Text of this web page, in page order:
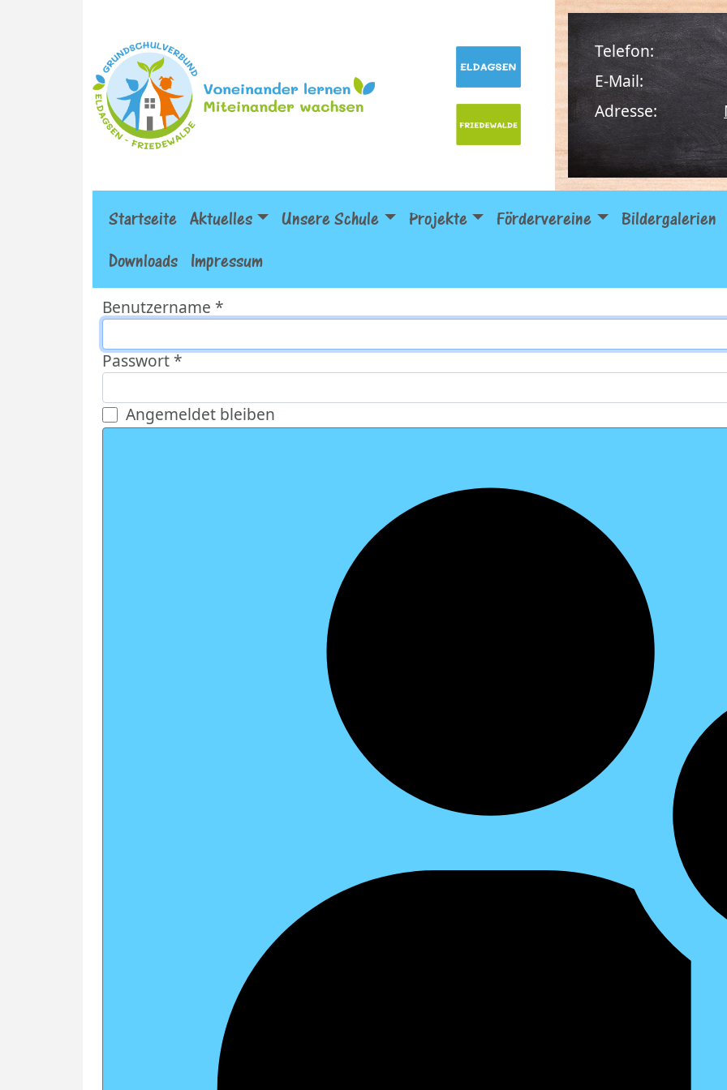
Telefon:
E-Mail:
Adresse:
Startseite Aktuelles Unsere Schule Projekte Fördervereine Bildergalerien
Downloads
Impressum
Benutzername *
Passwort *
Angemeldet bleiben